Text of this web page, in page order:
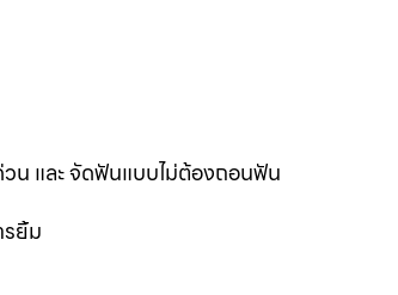
น และ จัดฟันแบบไม่ต้องถอนฟัน
ยิ้ม